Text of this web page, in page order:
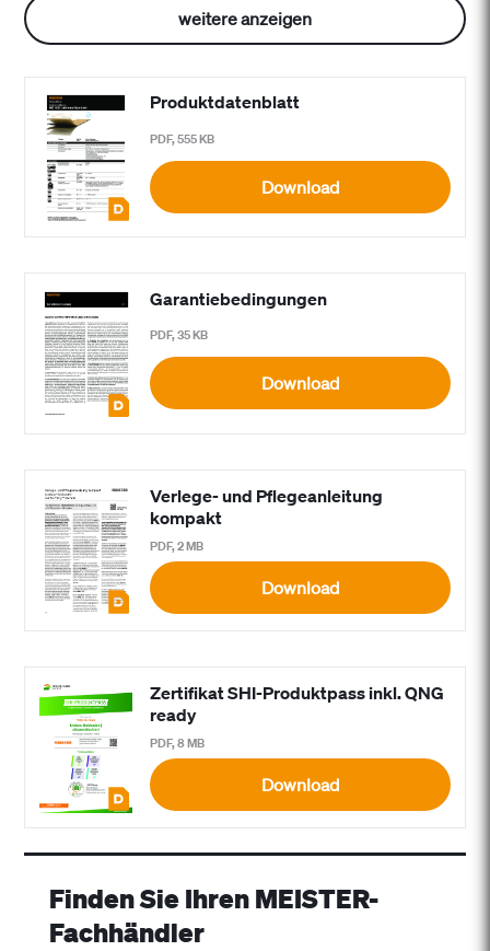
weitere anzeigen
Produktdatenblatt
PDF, 555 KB
Download
Garantiebedingungen
PDF, 35 KB
Download
Verlege- und Pflegeanleitung
kompakt
PDF, 2 MB
Download
Zertifikat SHI-Produktpass inkl. QNG
ready
PDF, 8 MB
Download
Finden Sie Ihren MEISTER-
Fachhändler